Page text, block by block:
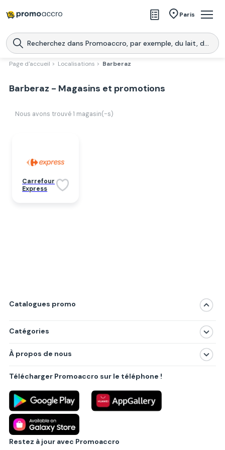
Paris
Magasins
Produits
Promoaccro
l'application
Page d'accueil > Localisations > Barberaz
Barberaz - Magasins et promotions
Nous avons trouvé 1 magasin(-s)
Carrefour
Express
Catalogues promo
Catégories
Produits
Villes principales
À propos de nous
Politique de confidentialité
Règlements
Partenariat B2B
Blog
Contact
Télécharger Promoaccro sur le téléphone !
Restez à jour avec Promoaccro